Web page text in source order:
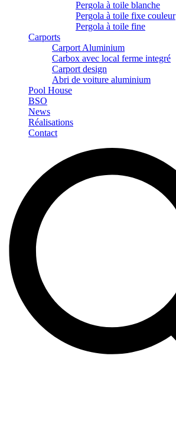
Pergola à toile blanche
Pergola à toile fixe couleur
Pergola à toile fine
Carports
Carport Aluminium
Carbox avec local ferme integré
Carport design
Abri de voiture aluminium
Pool House
BSO
News
Réalisations
Contact